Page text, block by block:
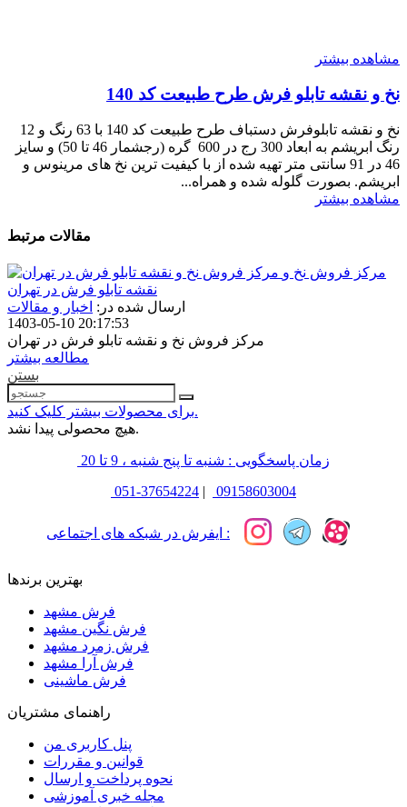
مشاهده بیشتر
نخ و نقشه تابلو فرش طرح طبیعت کد 140
نخ و نقشه تابلوفرش دستباف طرح طبیعت کد 140 با 63 رنگ و 12
رنگ ابریشم به ابعاد 300 رج در 600 گره (رجشمار 46 تا 50) و سایز
46 در 91 سانتی متر تهیه شده از با کیفیت ترین نخ های مرینوس و
ابریشم. بصورت گلوله شده و همراه...
مشاهده بیشتر
مقالات مرتبط
مرکز فروش نخ و
نقشه تابلو فرش در تهران
ارسال شده در: اخبار و مقالات
1403-05-10 20:17:53
مرکز فروش نخ و نقشه تابلو فرش در تهران
مطالعه بیشتر
بستن
برای محصولات بیشتر کلیک کنید.
هیچ محصولی پیدا نشد.
زمان پاسخگویی : شنبه تا پنج شنبه ، 9 تا 20
051-37654224 | 09158603004
ایفرش در شبکه های اجتماعی :
بهترین برندها
فرش مشهد
فرش نگین مشهد
فرش زمرد مشهد
فرش آرا مشهد
فرش ماشینی
راهنمای مشتریان
پنل کاربری من
قوانین و مقررات
نحوه پرداخت و ارسال
مجله خبری آموزشی